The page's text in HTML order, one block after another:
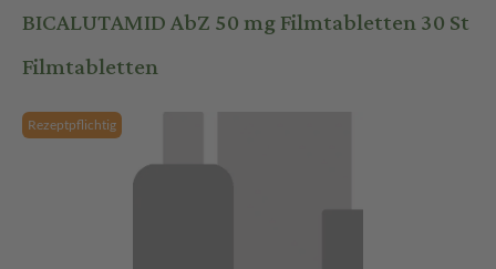
BICALUTAMID AbZ 50 mg Filmtabletten 30 St
Filmtabletten
Rezeptpflichtig